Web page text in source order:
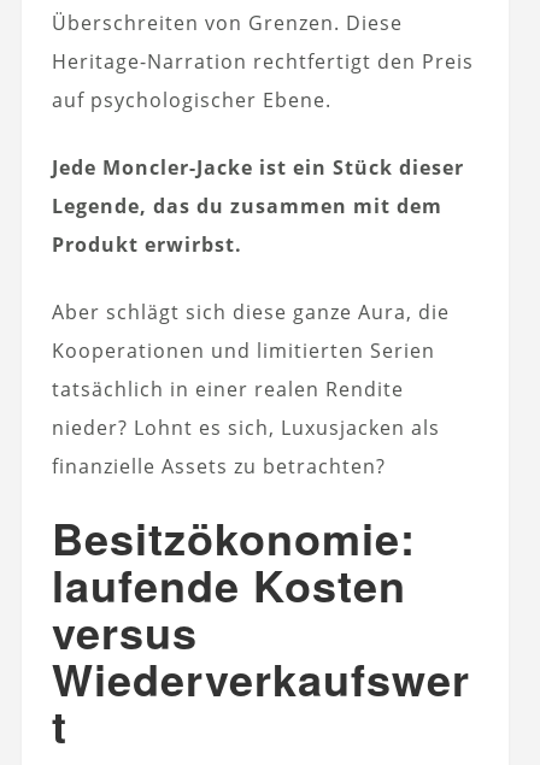
Überschreiten von Grenzen. Diese
Heritage-Narration rechtfertigt den Preis
auf psychologischer Ebene.
Jede Moncler-Jacke ist ein Stück dieser
Legende, das du zusammen mit dem
Produkt erwirbst.
Aber schlägt sich diese ganze Aura, die
Kooperationen und limitierten Serien
tatsächlich in einer realen Rendite
nieder? Lohnt es sich, Luxusjacken als
finanzielle Assets zu betrachten?
Besitzökonomie:
laufende Kosten
versus
Wiederverkaufswer
t